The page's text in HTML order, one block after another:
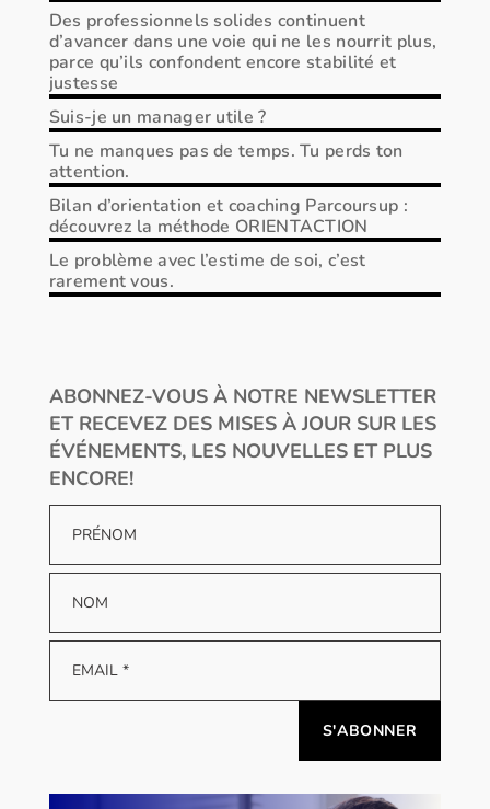
Des professionnels solides continuent
d’avancer dans une voie qui ne les nourrit plus,
parce qu’ils confondent encore stabilité et
justesse
Suis-je un manager utile ?
Tu ne manques pas de temps. Tu perds ton
attention.
Bilan d’orientation et coaching Parcoursup :
découvrez la méthode ORIENTACTION
Le problème avec l’estime de soi, c’est
rarement vous.
ABONNEZ-VOUS À NOTRE NEWSLETTER
ET RECEVEZ DES MISES À JOUR SUR LES
ÉVÉNEMENTS, LES NOUVELLES ET PLUS
ENCORE!
Alternative: